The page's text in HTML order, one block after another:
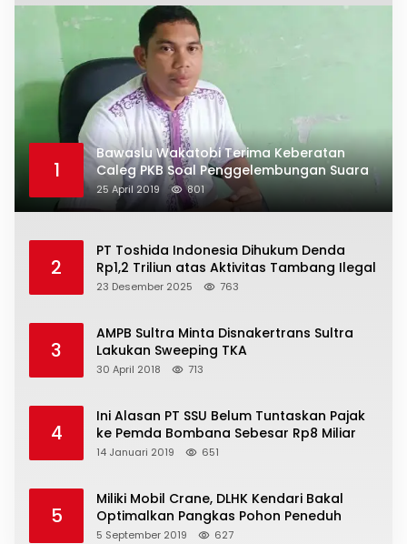
1
Bawaslu Wakatobi Terima Keberatan
Caleg PKB Soal Penggelembungan Suara
25 April 2019 801
2
PT Toshida Indonesia Dihukum Denda
Rp1,2 Triliun atas Aktivitas Tambang Ilegal
23 Desember 2025 763
3
AMPB Sultra Minta Disnakertrans Sultra
Lakukan Sweeping TKA
30 April 2018 713
4
Ini Alasan PT SSU Belum Tuntaskan Pajak
ke Pemda Bombana Sebesar Rp8 Miliar
14 Januari 2019 651
5
Miliki Mobil Crane, DLHK Kendari Bakal
Optimalkan Pangkas Pohon Peneduh
5 September 2019 627